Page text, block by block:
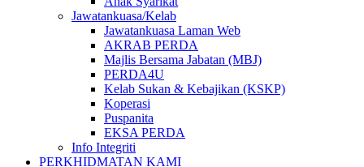
Jawatankuasa/Kelab
Jawatankuasa Laman Web
AKRAB PERDA
Majlis Bersama Jabatan (MBJ)
PERDA4U
Kelab Sukan & Kebajikan (KSKP)
Koperasi
Puspanita
EKSA PERDA
Info Integriti
PERKHIDMATAN KAMI